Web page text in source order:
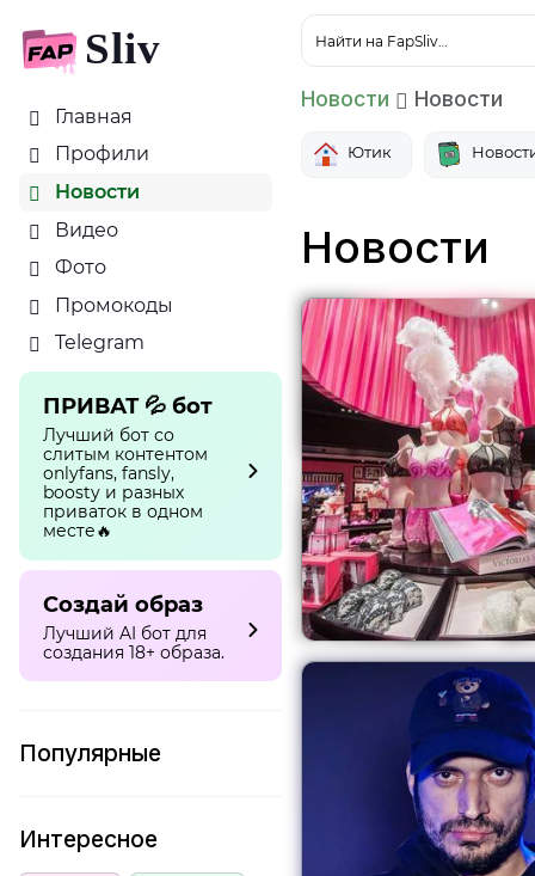
Sliv
Главная
Профили
Новости
Видео
Фото
Промокоды
Telegram
ПРИВАТ 💦 бот
Лучший бот со
слитым контентом
onlyfans, fansly,
boosty и разных
приваток в одном
месте🔥
Создай образ
Лучший AI бот для
создания 18+ образа.
Популярные
Интересное
Найти на FapSliv…
Новости Новости
Ютик
Новости